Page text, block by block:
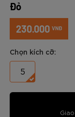
Đỏ
230.000 VNĐ
Chọn kích cỡ:
5